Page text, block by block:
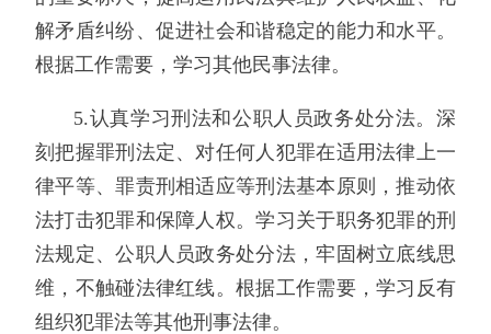
解矛盾纠纷、促进社会和谐稳定的能力和水平。
根据工作需要，学习其他民事法律。
5.认真学习刑法和公职人员政务处分法。深
刻把握罪刑法定、对任何人犯罪在适用法律上一
律平等、罪责刑相适应等刑法基本原则，推动依
法打击犯罪和保障人权。学习关于职务犯罪的刑
法规定、公职人员政务处分法，牢固树立底线思
维，不触碰法律红线。根据工作需要，学习反有
组织犯罪法等其他刑事法律。